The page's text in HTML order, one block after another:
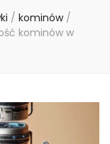
/ kominów /
kominów w